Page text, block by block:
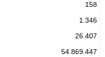
158
1.346
26.407
54.869.447